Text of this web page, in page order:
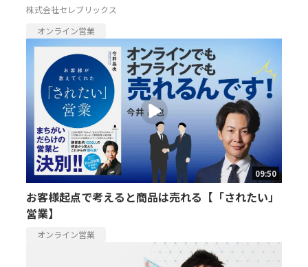
株式会社セレブリックス
オンライン営業
09:50
お客様起点で考えると商品は売れる【「されたい」
営業】
オンライン営業